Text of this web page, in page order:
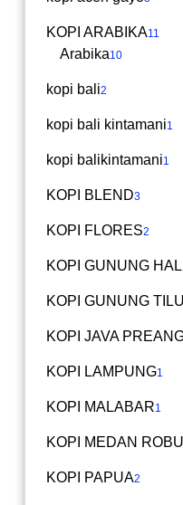
KOPI ARABIKA11
Arabika10
kopi bali2
kopi bali kintamani1
kopi balikintamani1
KOPI BLEND3
KOPI FLORES2
KOPI GUNUNG
KOPI GUNUNG TILU
KOPI JAVA
KOPI LAMPUNG1
KOPI MALABAR1
KOPI MEDAN
KOPI PAPUA2